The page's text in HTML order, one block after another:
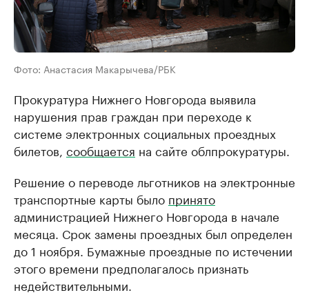
Фото: Анастасия Макарычева/РБК
Прокуратура Нижнего Новгорода выявила
нарушения прав граждан при переходе к
системе электронных социальных проездных
билетов, сообщается на сайте облпрокуратуры.
Решение о переводе льготников на электронные
транспортные карты было принято
администрацией Нижнего Новгорода в начале
месяца. Срок замены проездных был определен
до 1 ноября. Бумажные проездные по истечении
этого времени предполагалось признать
недействительными.